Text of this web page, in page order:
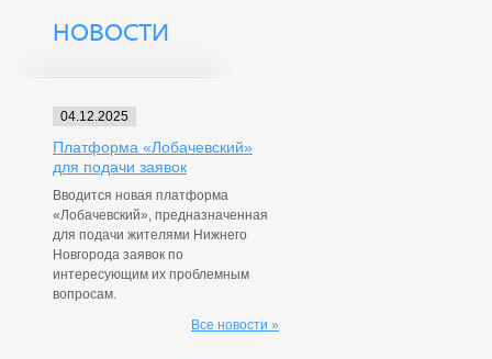
НОВОСТИ
04.12.2025
Платформа «Лобачевский»
для подачи заявок
Вводится новая платформа
«Лобачевский», предназначенная
для подачи жителями Нижнего
Новгорода заявок по
интересующим их проблемным
вопросам.
Все новости »